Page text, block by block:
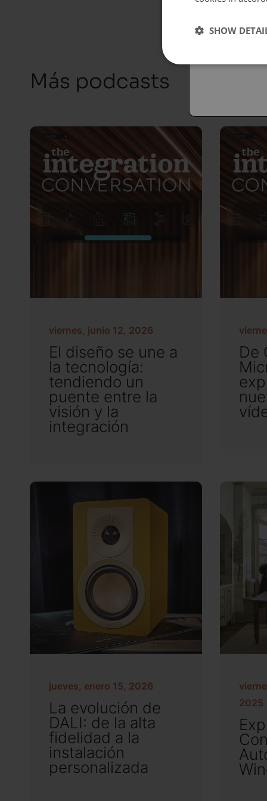
Más podcasts
viernes, junio 12, 2026
El diseño se une a
la tecnología:
tendiendo un
puente entre la
visión y la
integración
De
jueves, enero 15, 2026
La evolución de
DALI: de la alta
fidelidad a la
instalación
personalizada
2025
SHOW